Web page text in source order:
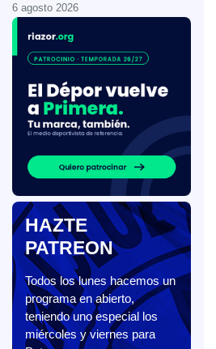
6 agosto 2026
HAZTE
PATREON
Todos los lunes hacemos un
programa en abierto,
teniendo uno especial los
miércoles y viernes para